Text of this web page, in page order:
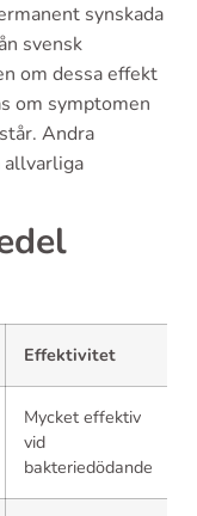
synskada
svensk
om dessa effekt
om symptomen
Andra
allvarliga
Effektivitet
Mycket effektiv
vid
bakteriedödande